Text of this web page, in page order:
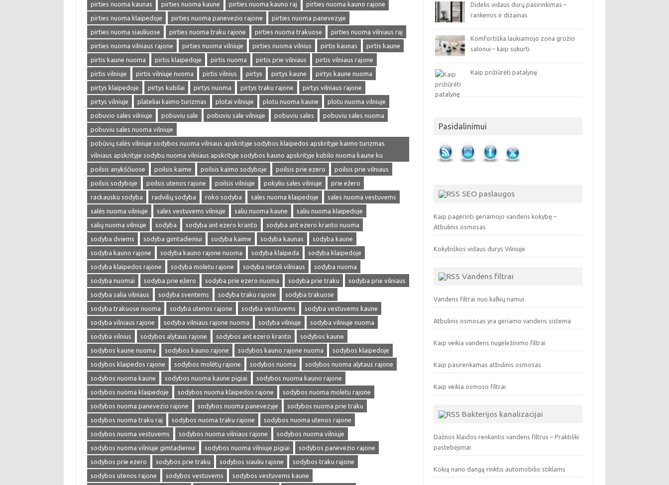
pirties nuoma kaunas
pirties nuoma kaune pirties nuoma kauno raj
pirties nuoma kauno rajone
pirties nuoma klaipedoje
pirties nuoma panevezio rajone
pirties nuoma panevezyje
pirties nuoma siauliuose
pirties nuoma traku rajone pirties nuoma trakuose
pirties nuoma vilniaus raj
pirties nuoma vilniaus rajone
pirties nuoma vilniuje pirties nuoma vilnius pirtis kaunas
pirtis kaune
pirtis kaune nuoma
pirtis klaipedoje pirtis nuoma pirtis prie vilniaus
pirtis vilniaus rajone
pirtis vilniuje
pirtis vilniuje nuoma pirtis vilnius pirtys pirtys kaune
pirtys kaune nuoma
pirtys klaipedoje
pirtys kubilai pirtys nuoma pirtys traku rajone
pirtys vilniaus rajone
pirtys vilniuje
plateliai kaimo turizmas plotai vilniuje plotu nuoma kaune
plotu nuoma vilniuje
pobuvio sales vilniuje
pobuviu sale pobuviu sale vilniuje pobuviu sales
pobuviu sales nuoma
pobuviu sales nuoma vilniuje
pobūvių salės vilniuje sodybos nuoma vilniaus apskrityje sodybos klaipedos apskrityje kaimo turizmas
vilniaus apskrityje sodybu nuoma vilniaus apskrityje sodybos kauno apskrityje kubilo nuoma kaune ku
poilsis anykščiuose
poilsis kaime poilsis kaimo sodyboje poilsis prie ezero
poilsis prie vilniaus
poilsis sodyboje
poilsis utenos rajone poilsis vilniuje pokyliu sales vilniuje
prie ežero
rackausku sodyba
radvilių sodyba roko sodyba sales nuoma klaipedoje
sales nuoma vestuvems
salės nuoma vilniuje
sales vestuvems vilniuje saliu nuoma kaune
saliu nuoma klaipedoje
salių nuoma vilniuje
sodyba sodyba ant ezero kranto
sodyba ant ezero kranto nuoma
sodyba dviems
sodyba gimtadieniui sodyba kaime sodyba kaunas
sodyba kaune
sodyba kauno rajone
sodyba kauno rajone nuoma sodyba klaipeda
sodyba klaipedoje
sodyba klaipedos rajone
sodyba moletu rajone sodyba netoli vilniaus
sodyba nuoma
sodyba nuomai
sodyba prie ežero sodyba prie ezero nuoma sodyba prie traku
sodyba prie vilniaus
sodyba salia vilniaus
sodyba sventems sodyba traku rajone
sodyba trakuose
sodyba trakuose nuoma
sodyba utenos rajone sodyba vestuvems
sodyba vestuvems kaune
sodyba vilniaus rajone
sodyba vilniaus rajone nuoma sodyba vilniuje
sodyba vilniuje nuoma
sodyba vilnius
sodybos alytaus rajone sodybos ant ezero kranto
sodybos kaune
sodybos kaune nuoma
sodybos kauno rajone sodybos kauno rajone nuoma
sodybos klaipedoje
sodybos klaipedos rajone
sodybos molėtų rajone sodybos nuoma
sodybos nuoma alytaus rajone
sodybos nuoma kaune
sodybos nuoma kaune pigiai
sodybos nuoma kauno rajone
sodybos nuoma klaipedoje
sodybos nuoma klaipedos rajone
sodybos nuoma moletu rajone
sodybos nuoma panevezio rajone
sodybos nuoma panevezyje
sodybos nuoma prie traku
sodybos nuoma traku raj
sodybos nuoma traku rajone
sodybos nuoma utenos rajone
sodybos nuoma vestuvems
sodybos nuoma vilniaus rajone
sodybos nuoma vilniuje
sodybos nuoma vilniuje gimtadieniui
sodybos nuoma vilniuje pigiai
sodybos panevezio rajone
sodybos prie ezero
sodybos prie traku sodybos siauliu rajone
sodybos traku rajone
sodybos utenos rajone
sodybos vestuvems
sodybos vestuvems kaune
Didelis vidaus durų pasirinkimas –
rankenos ir dizainas
Komfortiška laukiamojo zona grožio
salonui – kaip sukurti
Kaip prižiūrėti patalynę
Pasidalinimui
SEO paslaugos
Kaip pagerinti geriamojo vandens kokybę –
Atbulinis osmosas
Kokybiškos vidaus durys Vilniuje
Vandens filtrai
Vandens filtrai nuo kalkių namui
Atbulinis osmosas yra geriamo vandens sistema
Kaip veikia vandens nugeležinimo filtrai
Kaip pasirenkamas atbulinis osmosas
Kaip veikia osmoso filtrai
Bakterijos kanalizacijai
Dažnos klaidos renkantis vandens filtrus – Praktiški
pastebėjimai
Kokią nano dangą rinktis automobilio stiklams